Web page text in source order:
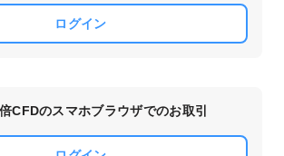
ログイン
CFDのスマホブラウザでのお取引